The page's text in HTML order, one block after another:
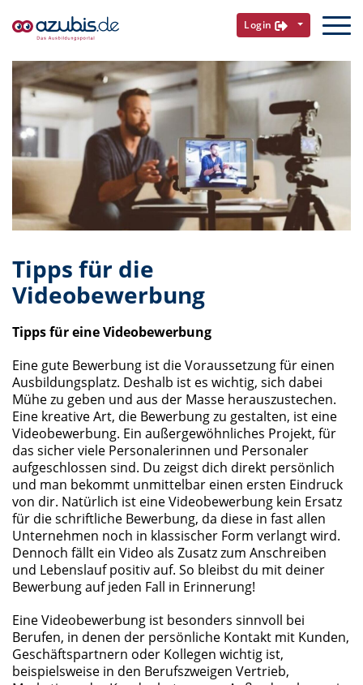
Login
Tipps für die
Videobewerbung
Tipps für eine Videobewerbung
Eine gute Bewerbung ist die Voraussetzung für einen
Ausbildungsplatz. Deshalb ist es wichtig, sich dabei
Mühe zu geben und aus der Masse herauszustechen.
Eine kreative Art, die Bewerbung zu gestalten, ist eine
Videobewerbung. Ein außergewöhnliches Projekt, für
das sicher viele Personalerinnen und Personaler
aufgeschlossen sind. Du zeigst dich direkt persönlich
und man bekommt unmittelbar einen ersten Eindruck
von dir. Natürlich ist eine Videobewerbung kein Ersatz
für die schriftliche Bewerbung, da diese in fast allen
Unternehmen noch in klassischer Form verlangt wird.
Dennoch fällt ein Video als Zusatz zum Anschreiben
und Lebenslauf positiv auf. So bleibst du mit deiner
Bewerbung auf jeden Fall in Erinnerung!
Eine Videobewerbung ist besonders sinnvoll bei
Berufen, in denen der persönliche Kontakt mit Kunden,
Geschäftspartnern oder Kollegen wichtig ist,
beispielsweise in den Berufszweigen Vertrieb,